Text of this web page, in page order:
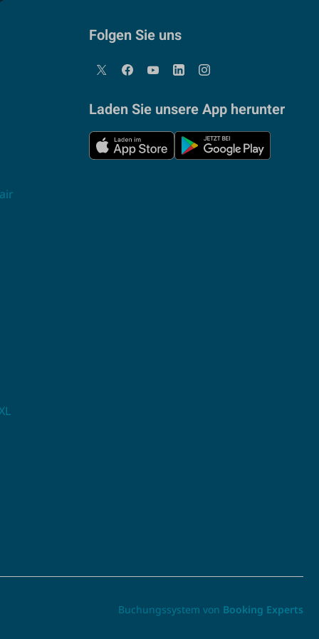
Folgen Sie uns
Laden Sie unsere App herunter
Buchungssystem von Booking Experts